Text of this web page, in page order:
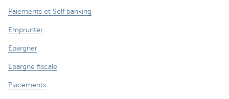
Paiements et Self banking
Emprunter
Epargner
Epargne fiscale
Placements